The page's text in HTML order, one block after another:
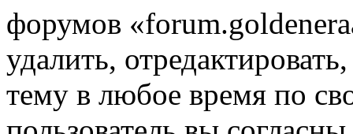
форумов
удалить,
тему в любое время по